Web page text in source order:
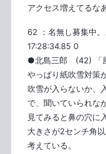
アクセス増えてるな
62 ：名無し募集中
17:28:34.85 0
●北島三郎 (42) 「
やっぱり紙吹雪対策
吹雪が入らないか、
で、聞いていられな
見てみると鼻の穴に
大きさが2センチ角
考えている。